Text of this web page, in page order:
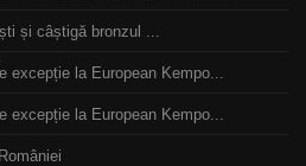
și câștigă bronzul ...
excepție la European Kempo...
excepție la European Kempo...